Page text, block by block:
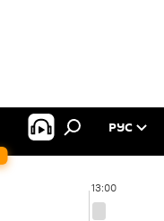
РУС
13:00